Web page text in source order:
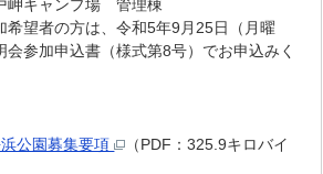
キャンプ場 管理棟
望者の方は、令和5年9月25日（月曜
会参加申込書（様式第8号）でお申込みく
公園募集要項
（PDF：325.9キロバイ